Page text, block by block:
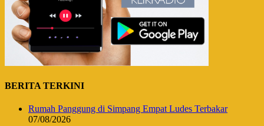
BERITA TERKINI
Rumah Panggung di Simpang Empat Ludes Terbakar
07/08/2026